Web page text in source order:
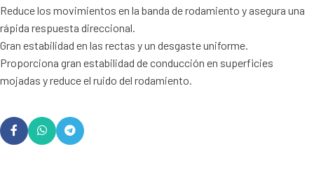
Reduce los movimientos en la banda de rodamiento y asegura una
rápida respuesta direccional.
Gran estabilidad en las rectas y un desgaste uniforme.
Proporciona gran estabilidad de conducción en superficies
mojadas y reduce el ruido del rodamiento.